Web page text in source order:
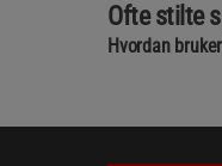
Ofte stilte
Hvordan